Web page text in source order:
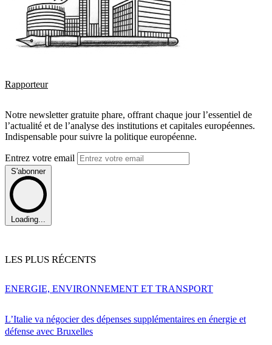
Rapporteur
Notre newsletter gratuite phare, offrant chaque jour l’essentiel de
l’actualité et de l’analyse des institutions et capitales européennes.
Indispensable pour suivre la politique européenne.
Entrez votre email
S'abonner
Loading...
LES PLUS RÉCENTS
L’Italie va négocier des dépenses supplémentaires en énergie et
défense avec Bruxelles
ENERGIE, ENVIRONNEMENT ET TRANSPORT